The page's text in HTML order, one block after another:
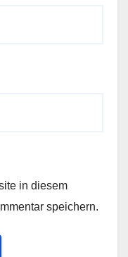
in diesem
speichern.